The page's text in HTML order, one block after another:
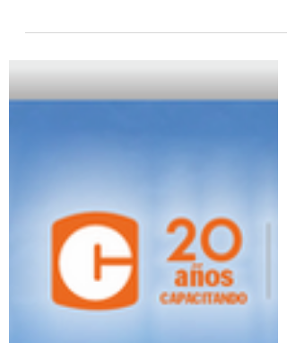
casa, el módulo construido en clase quedó